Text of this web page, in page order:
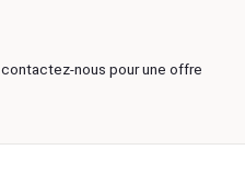
contactez-nous pour une offre